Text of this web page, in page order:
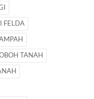
FELDA
TANAH